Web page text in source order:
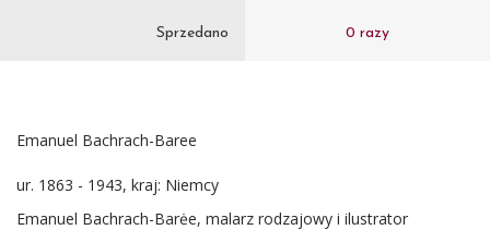
Sprzedano 0 razy
Emanuel Bachrach-Baree
ur. 1863 - 1943, kraj: Niemcy
Emanuel Bachrach-Barėe, malarz rodzajowy i ilustrator